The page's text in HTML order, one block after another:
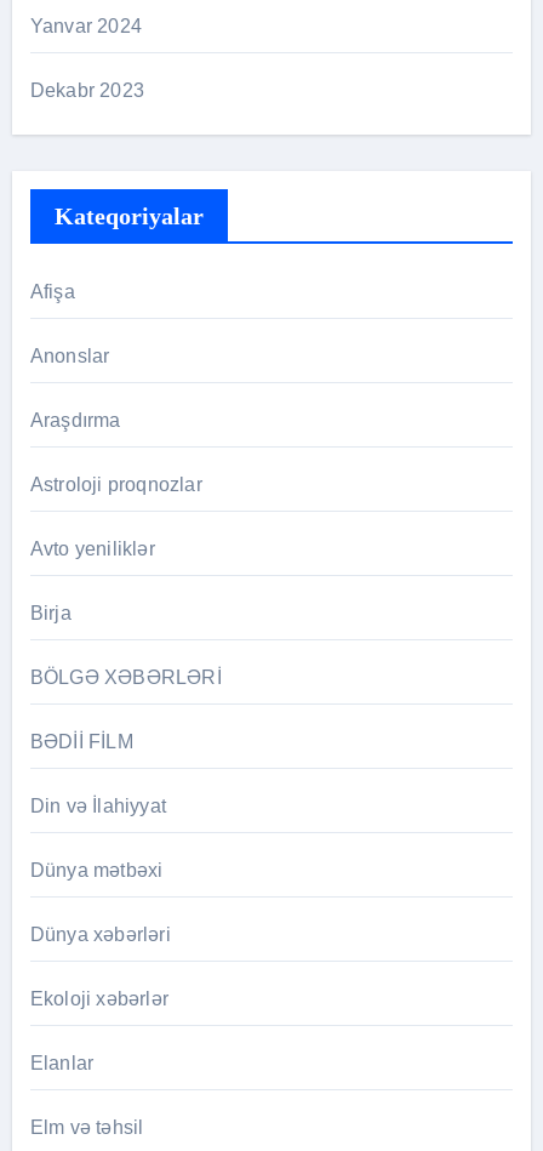
Yanvar 2024
Dekabr 2023
Kateqoriyalar
Afişa
Anonslar
Araşdırma
Astroloji proqnozlar
Avto yeniliklər
Birja
BÖLGƏ XƏBƏRLƏRİ
BƏDİİ FİLM
Din və İlahiyyat
Dünya mətbəxi
Dünya xəbərləri
Ekoloji xəbərlər
Elanlar
Elm və təhsil